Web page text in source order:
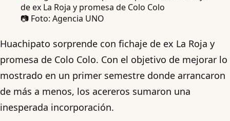
📷 Foto: Agencia UNO
Huachipato sorprende con fichaje de ex La Roja y
promesa de Colo Colo. Con el objetivo de mejorar lo
mostrado en un primer semestre donde arrancaron
de más a menos, los acereros sumaron una
inesperada incorporación.